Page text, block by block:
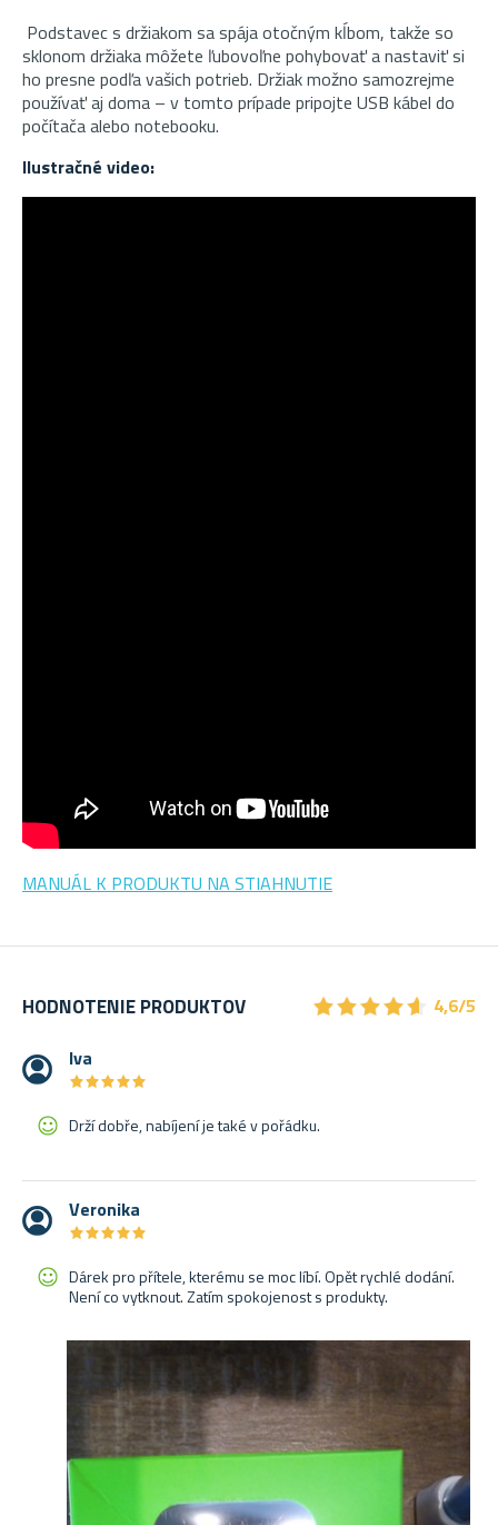
Podstavec s držiakom sa spája otočným kĺbom, takže so
sklonom držiaka môžete ľubovoľne pohybovať a nastaviť si
ho presne podľa vašich potrieb. Držiak možno samozrejme
používať aj doma – v tomto prípade pripojte USB kábel do
počítača alebo notebooku.
Ilustračné video:
MANUÁL K PRODUKTU NA STIAHNUTIE
HODNOTENIE PRODUKTOV ★★★★★
★★★★★ 4,6/5
Iva
★★★★★
★★★★★
Drží dobře, nabíjení je také v pořádku.
Veronika
★★★★★
★★★★★
Dárek pro přítele, kterému se moc líbí. Opět rychlé dodání.
Není co vytknout. Zatím spokojenost s produkty.